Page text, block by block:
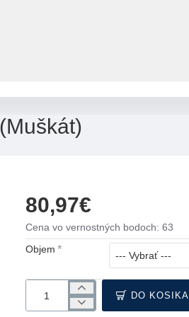
80,97€
Cena vo vernostných bodoch: 63
Objem
DO KOŠÍKA